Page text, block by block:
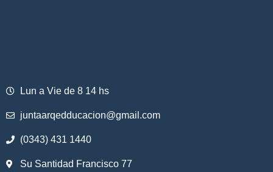
Lun a Vie de 8 14 hs
juntaarqedducacion@gmail.com
(0343) 431 1440
Su Santidad Francisco 77